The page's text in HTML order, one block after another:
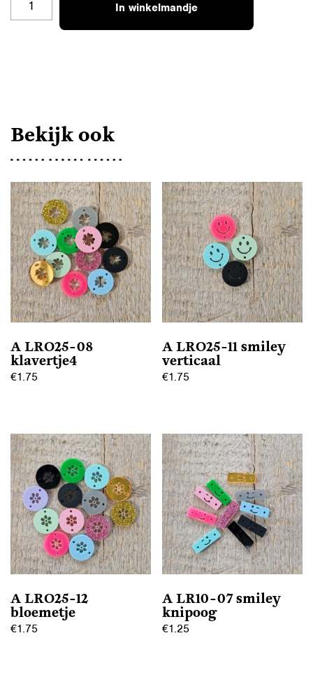
In winkelmandje
Bekijk ook
A LRO25-08
klavertje4
€1.75
A LRO25-11 smiley
verticaal
€1.75
A LRO25-12
bloemetje
€1.75
A LR10-07 smiley
knipoog
€1.25